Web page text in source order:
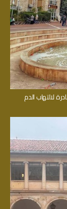
لالتهاب الدم